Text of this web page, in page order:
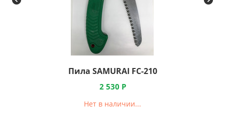
Пила SAMURAI FC-210
2 530 Р
Нет в наличии...